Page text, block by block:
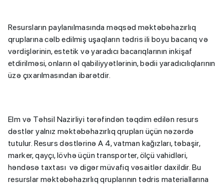
Resursların paylanılmasında məqsəd məktəbəhazırlıq
qruplarına cəlb edilmiş uşaqların tədris ili boyu bacarıq və
vərdişlərinin, estetik və yaradıcı bacarıqlarının inkişaf
etdirilməsi, onların əl qabiliyyətlərinin, bədii yaradıcılıqlarının
üzə çıxarılmasından ibarətdir.
Elm və Təhsil Nazirliyi tərəfindən təqdim edilən resurs
dəstlər yalnız məktəbəhazırlıq qrupları üçün nəzərdə
tutulur. Resurs dəstlərinə A 4, vatman kağızları, təbaşir,
marker, qayçı, lövhə üçün transporter, ölçü vahidləri,
həndəsə taxtası və digər müvafiq vəsaitlər daxildir. Bu
resurslar məktəbəhazırlıq qruplarının tədris materiallarına